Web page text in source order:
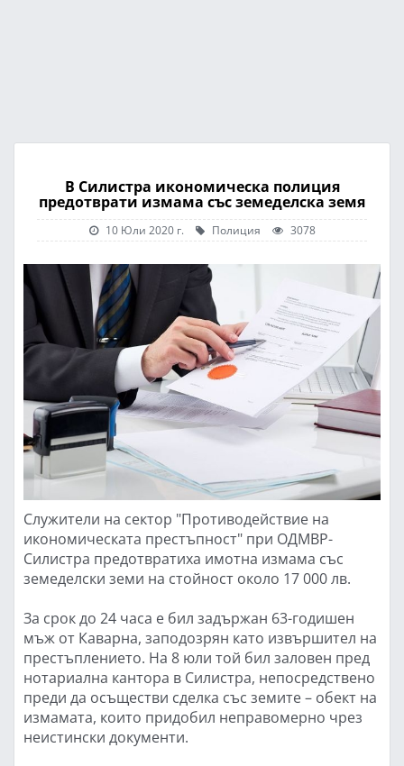
В Силистра икономическа полиция
предотврати измама със земеделска земя
10 Юли 2020 г. Полиция 3078
Служители на сектор "Противодействие на
икономическата престъпност" при ОДМВР-
Силистра предотвратиха имотна измама със
земеделски земи на стойност около 17 000 лв.
За срок до 24 часа е бил задържан 63-годишен
мъж от Каварна, заподозрян като извършител на
престъплението. На 8 юли той бил заловен пред
нотариална кантора в Силистра, непосредствено
преди да осъществи сделка със земите – обект на
измамата, които придобил неправомерно чрез
неистински документи.